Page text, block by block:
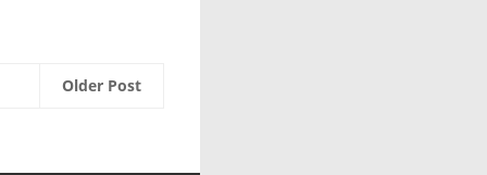
Older Post